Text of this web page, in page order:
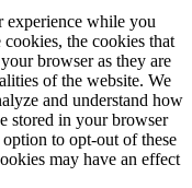
experience while you
the cookies that
browser as they are
of the website. We
and understand how
stored in your browser
to opt-out of these
may have an effect